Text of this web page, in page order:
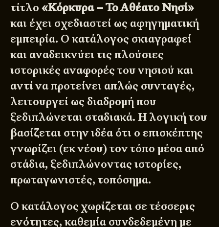
τίτλο«Κόρκυρα – Το Αθέατο Νησί»
και έχει σχεδιαστεί ως αφηγηματική
εμπειρία. Ο κατάλογος σκιαγραφεί
και αναδεικνύει τις πλούσιες
ιστορικές αναφορές του νησιού και
αντί να προτείνει απλώς συνταγές,
λειτουργεί ως διαδρομή που
ξεδιπλώνεται σταδιακά. Η λογική του
βασίζεται στην ιδέα ότι ο επισκέπτης
γνωρίζει (εκ νέου) τον τόπο μέσα από
στάδια, ξεδιπλώνοντας ιστορίες,
πρωταγωνιστές, τοπόσημα.
Ο κατάλογος χωρίζεται σε τέσσερις
ενότητες, καθεμία συνδεδεμένη με